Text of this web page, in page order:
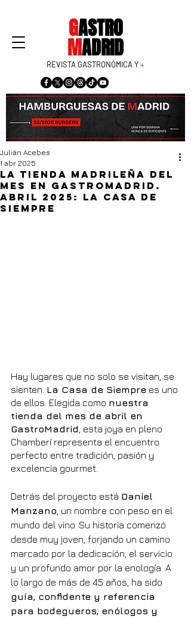
GASTRO
MADRID
REVISTA GASTRONÓMICA Y+
La tienda madrileña del
mes en GastroMadrid.
Abril 2025: La Casa de
Siempre
Julián Acebes
1 abr 2025
Hay lugares que no solo se visitan, se
sienten. La Casa de Siempre es uno
de ellos. Elegida como nuestra
tienda del mes de abril en
GastroMadrid , esta joya en pleno
Chamberí representa el encuentro
perfecto entre tradición, pasión y
excelencia gourmet.
Detrás del proyecto está Daniel
Manzano , un nombre con peso en el
mundo del vino. Su historia comenzó
desde muy joven, forjando un camino
marcado por la dedicación, el servicio
y un profundo amor por la enología. A
lo largo de más de 45 años, ha sido
guía, confidente y referencia
para bodegueros, enólogos y